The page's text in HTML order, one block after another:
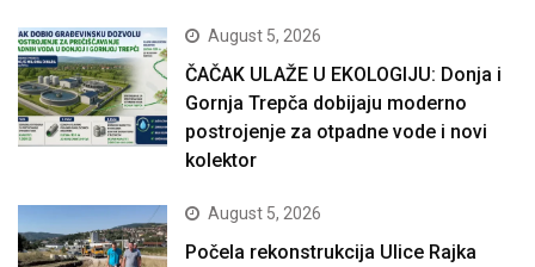
August 5, 2026
ČAČAK ULAŽE U EKOLOGIJU: Donja i
Gornja Trepča dobijaju moderno
postrojenje za otpadne vode i novi
kolektor
August 5, 2026
Počela rekonstrukcija Ulice Rajka